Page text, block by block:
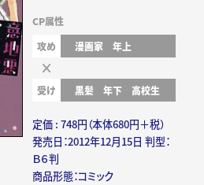
CP属性
攻め
漫画家 年上
受け 黒髪 年下 高校生
定価 : 748円（本体680円＋税）
発売日：2012年12月15日 判型：
Ｂ６判
商品形態：コミック